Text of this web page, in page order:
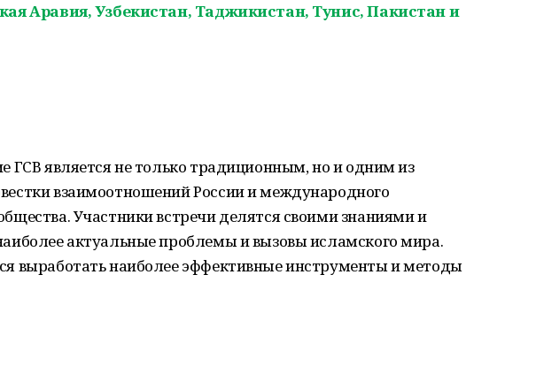
Аравия, Узбекистан, Таджикистан, Тунис, Пакистан и
ГСВ является не только традиционным, но и одним из
взаимоотношений России и международного
Участники встречи делятся своими знаниями и
актуальные проблемы и вызовы исламского мира.
выработать наиболее эффективные инструменты и методы